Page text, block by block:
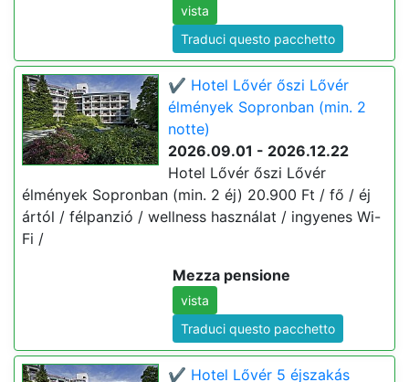
vista
Traduci questo pacchetto
✔️ Hotel Lővér őszi Lővér
élmények Sopronban (min. 2
notte)
2026.09.01 - 2026.12.22
Hotel Lővér őszi Lővér
élmények Sopronban (min. 2 éj) 20.900 Ft / fő / éj
ártól / félpanzió / wellness használat / ingyenes Wi-
Fi /
Mezza pensione
vista
Traduci questo pacchetto
✔️ Hotel Lővér 5 éjszakás